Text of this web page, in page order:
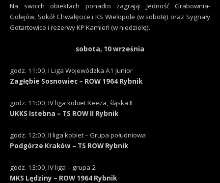
Na swoich obiektach ponadto zagrają: Jedność Grabownia-
Golejów, Sokół Chwałęcice i KS Wielopole (w sobotę) oraz Sygnały
Gotartowice i rezerwy KP Kamień (w niedzielę).
sobota, 10 września
godz. 11:00, I Liga Wojewódzka A1 Junior
Zagłębie Sosnowiec – ROW 1964 Rybnik
godz. 11:00, IV liga kobiet Keeza, śląska II
UKKS Istebna – TS ROW II Rybnik
godz. 12:00, II liga kobiet – Grupa południowa
Podgórze Kraków – TS ROW Rybnik
godz. 13:00, IV liga – grupa 2
MKS Lędziny – ROW 1964 Rybnik